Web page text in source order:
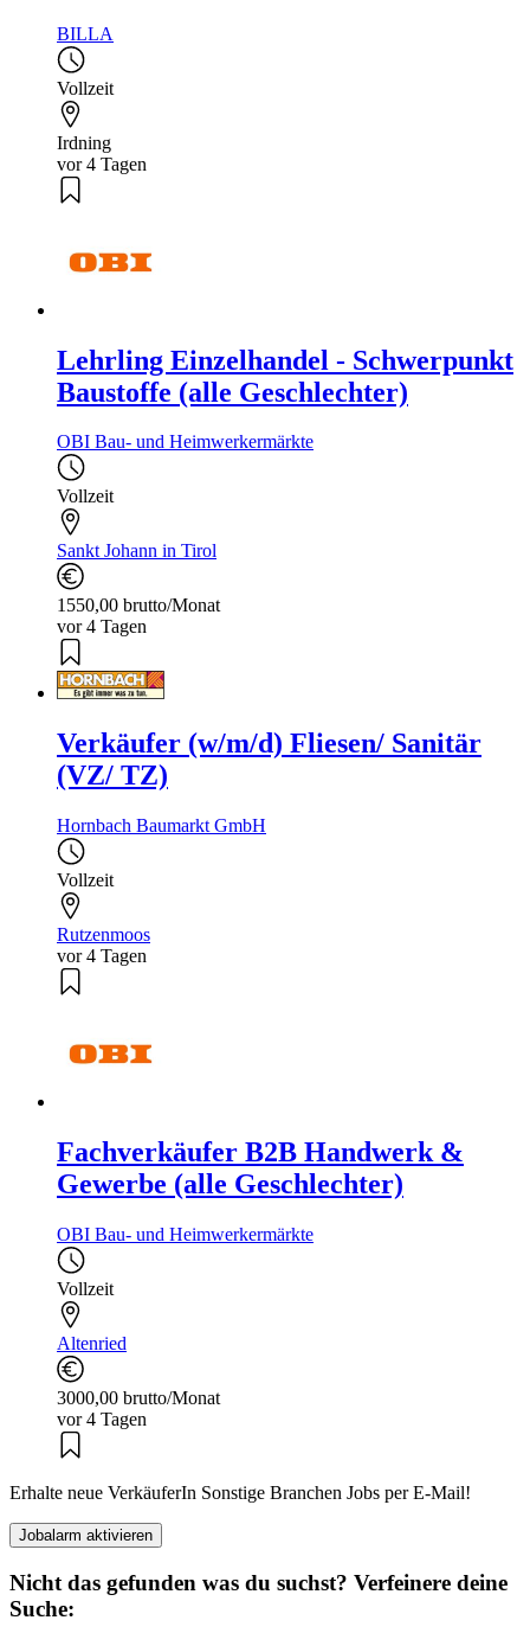
BILLA
Vollzeit
Irdning
vor 4 Tagen
Lehrling Einzelhandel - Schwerpunkt
Baustoffe (alle Geschlechter)
OBI Bau- und Heimwerkermärkte
Vollzeit
Sankt Johann in Tirol
1550,00 brutto/Monat
vor 4 Tagen
Verkäufer (w/m/d) Fliesen/ Sanitär
(VZ/ TZ)
Hornbach Baumarkt GmbH
Vollzeit
Rutzenmoos
vor 4 Tagen
Fachverkäufer B2B Handwerk &
Gewerbe (alle Geschlechter)
OBI Bau- und Heimwerkermärkte
Vollzeit
Altenried
3000,00 brutto/Monat
vor 4 Tagen
Erhalte neue VerkäuferIn Sonstige Branchen Jobs per E-Mail!
Jobalarm aktivieren
Nicht das gefunden was du suchst? Verfeinere deine
Suche: